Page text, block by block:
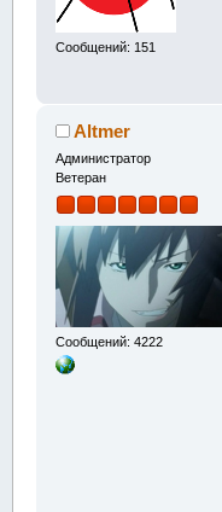
Сообщений: 151
Altmer
Администратор
Ветеран
Сообщений: 4222